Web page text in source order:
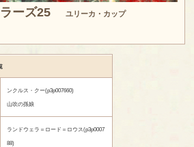
ーズ25 ユリーカ・カップ
ンクルス・クー(p3p007660)
山吹の孫娘
ランドウェラ＝ロード＝ロウス(p3p0007
88)